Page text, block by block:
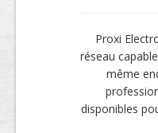
Proxi
réseau
même
disponibles